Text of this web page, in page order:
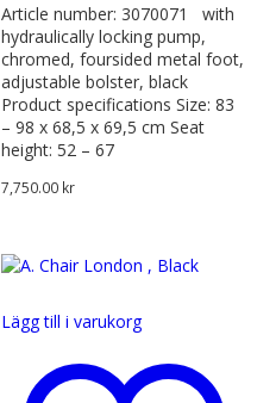
Article number: 3070071 with
hydraulically locking pump,
chromed, foursided metal foot,
adjustable bolster, black
Product specifications Size: 83
– 98 x 68,5 x 69,5 cm Seat
height: 52 – 67
7,750.00 kr
Lägg till i varukorg